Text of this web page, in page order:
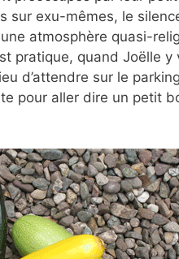
sur exu-mêmes, le
atmosphère quasi-
pratique, quand Joëlle
d’attendre sur le
pour aller dire un petit